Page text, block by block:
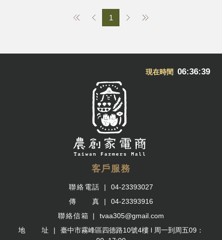
1
現在時間 06:36:39
客戶服務
聯絡電話
04-23393027
傳 真
04-23393916
聯絡信箱
tvaa305@gmail.com
地 址
臺中市霧峰區四德路10號4樓 l 周一到周五09：